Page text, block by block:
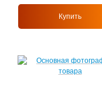
Купить